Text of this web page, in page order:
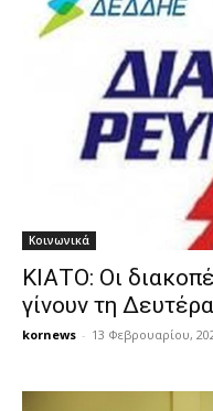
Κοινωνικά
ΚΙΑΤΟ: Οι
γίνουν τη Δευτέρα
kornews - 13 Φεβρουαρίου,